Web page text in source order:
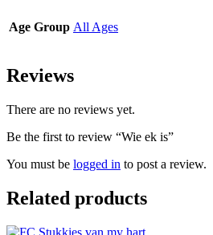
Age Group All Ages
Reviews
There are no reviews yet.
Be the first to review “Wie ek is”
You must be logged in to post a review.
Related products